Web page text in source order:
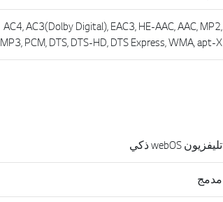
AC4, AC3(Dolby Digital), EAC3, HE-AAC, AAC, MP2,
MP3, PCM, DTS, DTS-HD, DTS Express, WMA, apt-X
تليفزيون webOS ذكي
مدمج